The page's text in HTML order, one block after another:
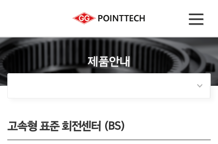
제품안내
고속형 표준 회전센터 (BS)